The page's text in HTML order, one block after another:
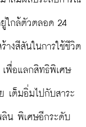
ใกล้ตัวตลอด 24
างสีสันในการใช้ชีวิต
พื่อแลกสิทธิพิเศษ
เต็มอิ่มไปกับสาระ
ลิน พิเศษอีกระดับ